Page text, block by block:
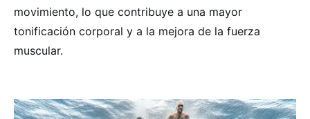
movimiento, lo que contribuye a una mayor
tonificación corporal y a la mejora de la fuerza
muscular.